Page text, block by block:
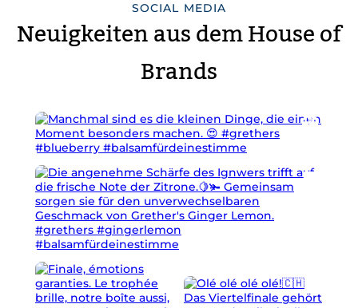
SOCIAL MEDIA
Neuigkeiten aus dem House of
Brands